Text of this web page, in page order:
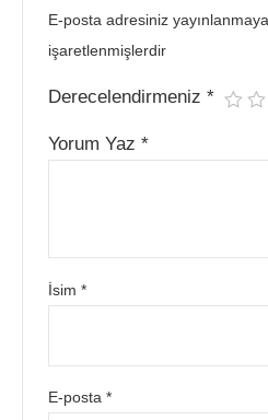
E-posta adresiniz
işaretlenmişlerdir
Derecelendirmeniz*
Yorum Yaz*
İsim*
E-posta*